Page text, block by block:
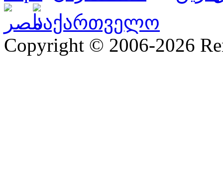
Copyright © 2006-2026